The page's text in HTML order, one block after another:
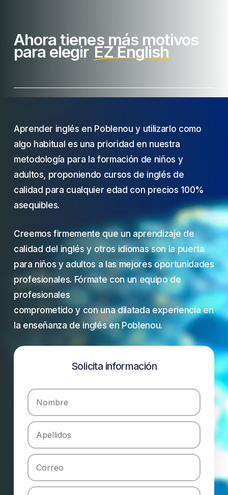
Ahora tienes más motivos
para elegirEZ English
Aprender inglés en Poblenou y utilizarlo como
algo habitual es una prioridad en nuestra
metodología para la formación de niños y
adultos, proponiendo cursos de inglés de
calidad para cualquier edad con precios 100%
asequibles.
Creemos firmemente que un aprendizaje de
calidad del inglés y otros idiomas son la puerta
para niños y adultos a las mejores oportunidades
profesionales. Fórmate con un equipo de
profesionales
comprometido y con una dilatada experiencia en
la enseñanza de inglés en Poblenou.
Solicita información